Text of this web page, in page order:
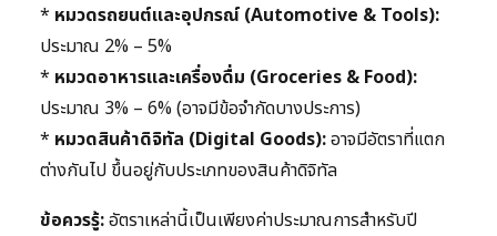
* หมวดรถยนต์และอุปกรณ์ (Automotive & Tools):
ประมาณ 2% – 5%
* หมวดอาหารและเครื่องดื่ม (Groceries & Food):
ประมาณ 3% – 6% (อาจมีข้อจำกัดบางประการ)
* หมวดสินค้าดิจิทัล (Digital Goods):อาจมีอัตราที่แตก
ต่างกันไป ขึ้นอยู่กับประเภทของสินค้าดิจิทัล
ข้อควรรู้:อัตราเหล่านี้เป็นเพียงค่าประมาณการสำหรับปี